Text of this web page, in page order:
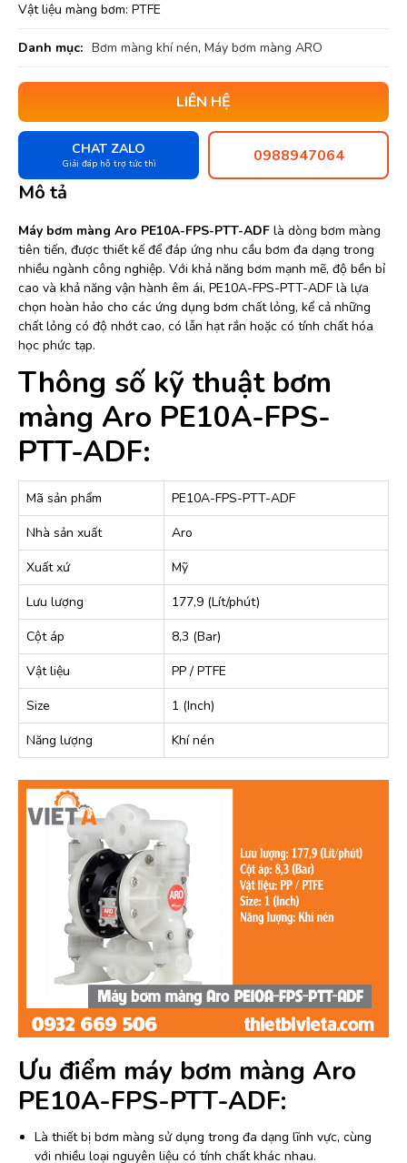
Vật liệu màng bơm: PTFE
Danh mục: Bơm màng khí nén, Máy bơm màng ARO
LIÊN HỆ
CHAT ZALO
Giải đáp hỗ trợ tức thì 0988947064
Mô tả
Máy bơm màng Aro PE10A-FPS-PTT-ADF là dòng bơm màng
tiên tiến, được thiết kế để đáp ứng nhu cầu bơm đa dạng trong
nhiều ngành công nghiệp. Với khả năng bơm mạnh mẽ, độ bền bỉ
cao và khả năng vận hành êm ái, PE10A-FPS-PTT-ADF là lựa
chọn hoàn hảo cho các ứng dụng bơm chất lỏng, kể cả những
chất lỏng có độ nhớt cao, có lẫn hạt rắn hoặc có tính chất hóa
học phức tạp.
Thông số kỹ thuật bơm
màng Aro PE10A-FPS-
PTT-ADF:
Mã sản phẩm
PE10A-FPS-PTT-ADF
Nhà sản xuất
Aro
Xuất xứ
Mỹ
Lưu lượng
177,9 (Lít/phút)
Cột áp
8,3 (Bar)
Vật liệu
PP / PTFE
Size
1 (Inch)
Năng lượng
Khí nén
Ưu điểm máy bơm màng Aro
PE10A-FPS-PTT-ADF:
Là thiết bị bơm màng sử dụng trong đa dạng lĩnh vực, cùng
với nhiều loại nguyên liệu có tính chất khác nhau.